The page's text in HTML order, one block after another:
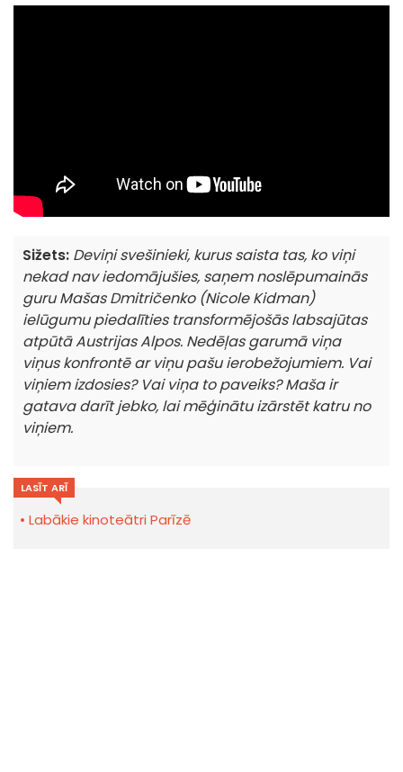
Sižets: Deviņi svešinieki, kurus saista tas, ko viņi
nekad nav iedomājušies, saņem noslēpumainās
guru Mašas Dmitričenko (Nicole Kidman)
ielūgumu piedalīties transformējošās labsajūtas
atpūtā Austrijas Alpos. Nedēļas garumā viņa
viņus konfrontē ar viņu pašu ierobežojumiem. Vai
viņiem izdosies? Vai viņa to paveiks? Maša ir
gatava darīt jebko, lai mēģinātu izārstēt katru no
viņiem.
LASĪT ARĪ
Labākie kinoteātri Parīzē